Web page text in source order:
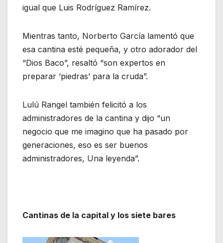
igual que Luis Rodríguez Ramírez.
Mientras tanto, Norberto García lamentó que
esa cantina esté pequeña, y otro adorador del
“Dios Baco”, resaltó “son expertos en
preparar ‘piedras’ para la cruda”.
Lulú Rangel también felicitó a los
administradores de la cantina y dijo “un
negocio que me imagino que ha pasado por
generaciones, eso es ser buenos
administradores, Una leyenda”.
Cantinas de la capital y los siete bares